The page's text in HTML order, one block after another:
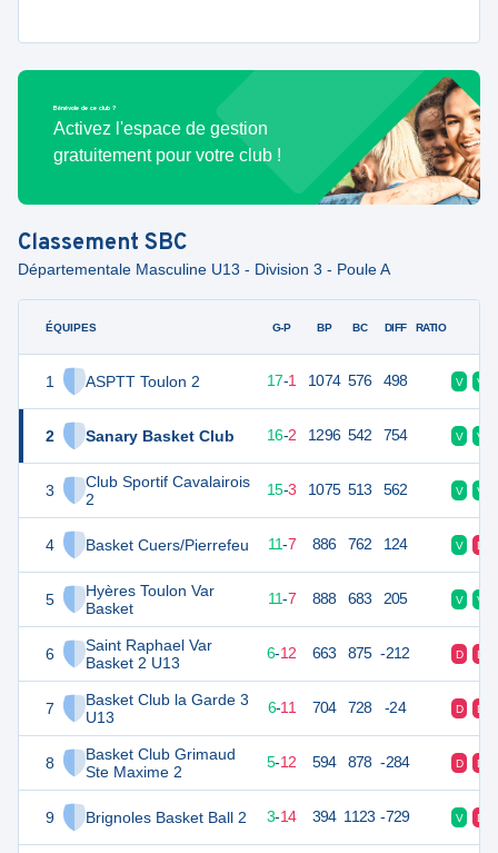
Bénévole de ce club ?
Activez l'espace de gestion
gratuitement pour votre club !
Classement SBC
Départementale Masculine U13 - Division 3 - Poule A
ÉQUIPES
1 ASPTT Toulon 2
2 Sanary Basket Club
3
Club Sportif Cavalairois
2
4 Basket Cuers/Pierrefeu
5
Hyères Toulon Var
Basket
6
Saint Raphael Var
Basket 2 U13
7
Basket Club la Garde 3
U13
8
Basket Club Grimaud
Ste Maxime 2
9 Brignoles Basket Ball 2
G-P BP BC DIFF RATIO
35 17-1 1074 576 498 V V
34 18 16-2 1296 542 754 V V
33 18 15-3 1075 513 562 V V
29 18 11-7 886 762 124 V D
29 11-7 888 683 205 V V
24 6-12 663 875 -212 D D
23 18 6-11 704 728 -24 D D
22 18 5-12 594 878 -284 D D
20 18 3-14 394 1123 -729 V D